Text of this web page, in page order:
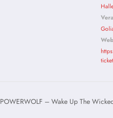
POWERWOLF – Wake Up The